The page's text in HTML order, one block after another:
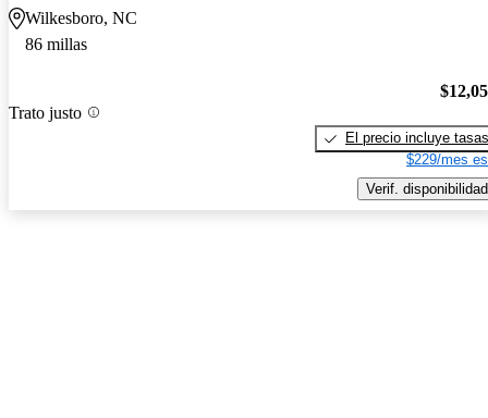
Wilkesboro, NC
86 millas
Trato justo
El precio incluye tasas
$229/mes
Verif. disponibilidad